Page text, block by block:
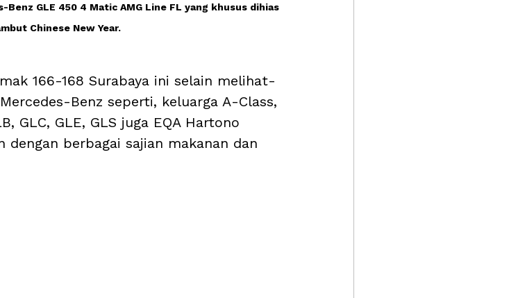
GLE 450 4 Matic AMG Line FL yang khusus dihias
Chinese New Year.
166-168 Surabaya ini selain melihat-
Benz seperti, keluarga A-Class,
GLC, GLE, GLS juga EQA Hartono
dengan berbagai sajian makanan dan